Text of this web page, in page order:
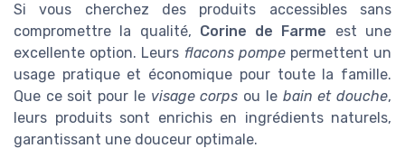
Si vous cherchez des produits accessibles sans
compromettre la qualité, Corine de Farme est une
excellente option. Leurs flacons pompepermettent un
usage pratique et économique pour toute la famille.
Que ce soit pour le visage corps ou le bain et douche,
leurs produits sont enrichis en ingrédients naturels,
garantissant une douceur optimale.